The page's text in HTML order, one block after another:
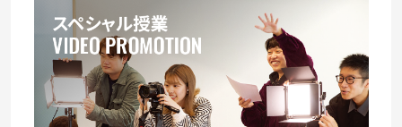
就職・資格
入試情報